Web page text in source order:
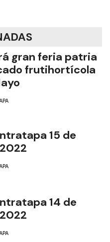
gran feria patria
frutihortícola
15 de
14 de